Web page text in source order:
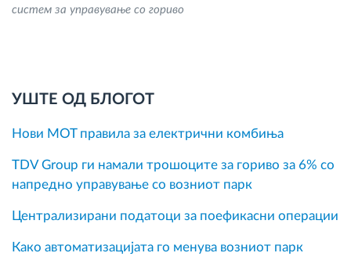
систем за управување со гориво
УШТЕ ОД БЛОГОТ
Нови MOT правила за електрични комбиња
TDV Group ги намали трошоците за гориво за 6% со
напредно управување со возниот парк
Централизирани податоци за поефикасни операции
Како автоматизацијата го менува возниот парк